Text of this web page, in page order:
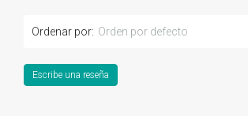
Ordenar por: Orden por defecto
Escribe una reseña